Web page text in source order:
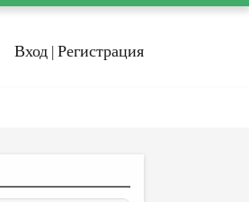
Вход | Регистрация